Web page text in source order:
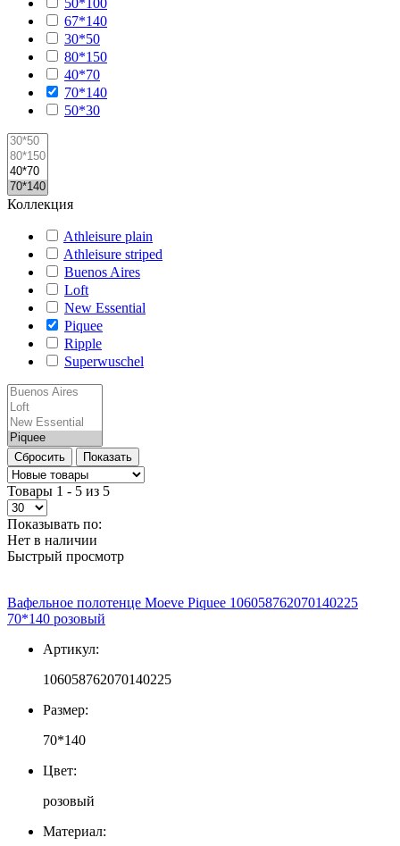
50*100
67*140
30*50
80*150
40*70
70*140
50*30
Коллекция
Athleisure plain
Athleisure striped
Buenos Aires
Loft
New Essential
Piquee
Ripple
Superwuschel
Товары 1 - 5 из 5
Показывать по:
Нет в наличии
Быстрый просмотр
Вафельное полотенце Moeve Piquee 106058762070140225
70*140 розовый
Артикул:
106058762070140225
Размер:
70*140
Цвет:
розовый
Материал: